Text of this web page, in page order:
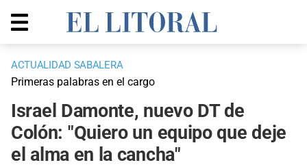
ACTUALIDAD SABALERA
Primeras palabras en el cargo
Israel Damonte, nuevo DT de
Colón: "Quiero un equipo que deje
el alma en la cancha"